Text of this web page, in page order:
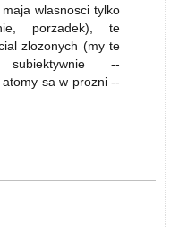
wlasnosci tylko
porzadek), te
zlozonych (my te
subiektywnie --
sa w prozni --